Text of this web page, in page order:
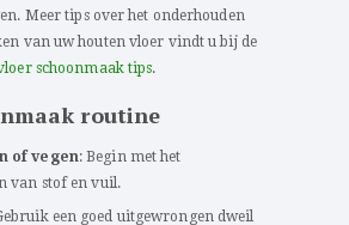
Meer tips over het onderhouden
van uw houten vloer vindt u bij de
schoonmaak tips.
routine
of vegen: Begin met het
van stof en vuil.
een goed uitgewrongen dweil